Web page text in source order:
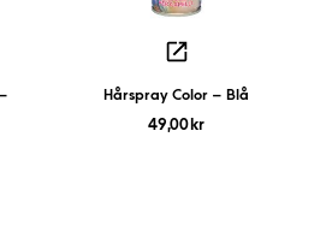
Hårspray Color – Blå
49,00 kr